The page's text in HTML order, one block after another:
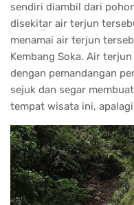
sendiri diambil dari
disekitar air terjun
menamai air terjun
Kembang Soka. Air terjun
dengan pemandangan
sejuk dan segar
tempat wisata ini,